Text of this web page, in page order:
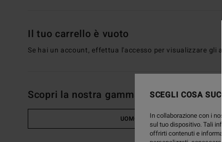
Il tuo carrello è vuoto
Se hai un account, effettua l'accesso per visualizzare gli
Scopri la nostra gamma di prodotti
UOMO
SCEGLI COSA
In collaborazione con i
sul tuo dispositivo. Tali
offrirti contenuti e